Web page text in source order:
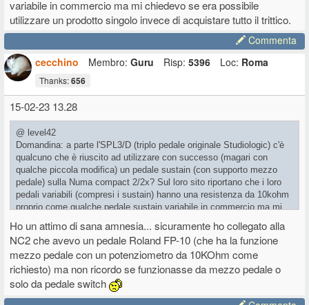
variabile in commercio ma mi chiedevo se era possibile
utilizzare un prodotto singolo invece di acquistare tutto il trittico.
Commenta
cecchino
Membro: Guru Risp: 5396 Loc: Roma
Thanks:656
15-02-23 13.28
@ level42
Domandina: a parte l'SPL3/D (triplo pedale originale Studiologic) c'è
qualcuno che è riuscito ad utilizzare con successo (magari con
qualche piccola modifica) un pedale sustain (con supporto mezzo
pedale) sulla Numa compact 2/2x? Sul loro sito riportano che i loro
pedali variabili (compresi i sustain) hanno una resistenza da 10kohm
proprio come qualche pedale sustain variabile in commercio ma mi
acquistare tutto il trittico.
Ho un attimo di sana amnesia... sicuramente ho collegato alla
NC2 che avevo un pedale Roland FP-10 (che ha la funzione
mezzo pedale con un potenziometro da 10KOhm come
richiesto) ma non ricordo se funzionasse da mezzo pedale o
solo da pedale switch